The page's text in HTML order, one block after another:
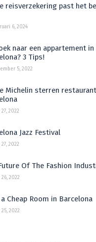
reisverzekering past het
6, 2024
naar een appartement in
3 Tips!
5, 2022
Michelin sterren
27, 2022
Jazz Festival
27, 2022
Of The Fashion
26, 2022
a Cheap Room in Barcelona
25, 2022